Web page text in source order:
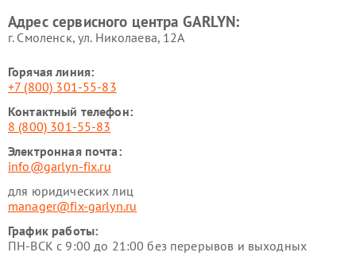
GARLYN
Адрес сервисного центра GARLYN:
г. Смоленск, ул. Николаева, 12А
Горячая линия:
+7 (800) 301-55-83
Контактный телефон:
8 (800) 301-55-83
Электронная почта:
info@garlyn-fix.ru
для юридических лиц
manager@fix-garlyn.ru
График работы:
ПН-ВСК с 9:00 до 21:00 без перерывов и выходных